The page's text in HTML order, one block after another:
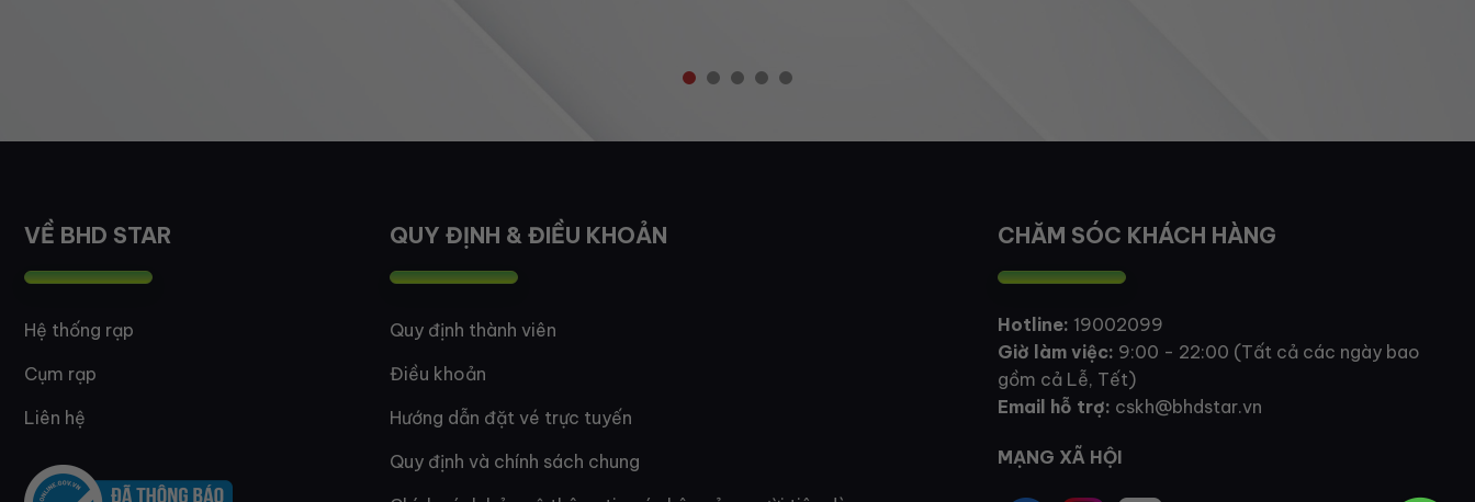
VỀ BHD STAR
Hệ thống rạp
Cụm rạp
Liên hệ
QUY ĐỊNH & ĐIỀU KHOẢN
Quy định thành viên
Điều khoản
Hướng dẫn đặt vé trực tuyến
Quy định và chính sách chung
CHĂM SÓC KHÁCH HÀNG
Hotline: 19002099
Giờ làm việc: 9:00 - 22:00 (Tất cả các ngày bao
gồm cả Lễ, Tết)
Email hỗ trợ: cskh@bhdstar.vn
MẠNG XÃ HỘI